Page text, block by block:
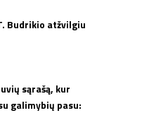
Budrikio atžvilgiu
sąrašą, kur
galimybių pasu: